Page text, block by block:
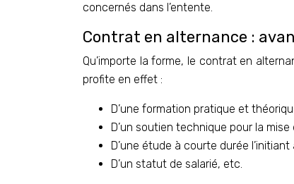
concernés dans l’entente.
Contrat en alternance :
Qu’importe la forme, le contrat en
profite en effet :
D’une formation pratique et
D’un soutien technique pour la
D’une étude à courte durée
D’un statut de salarié, etc.